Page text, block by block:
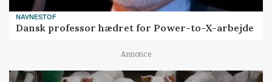
NAVNESTOF
Dansk professor hædret for Power-to-X-arbejde
Annonce